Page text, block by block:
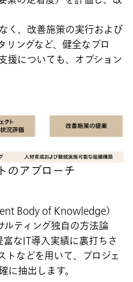
く、改善施策の実行および
リングなど、健全なプロ
援についても、オプション
のアプローチ
Body of Knowledge）
ルティング独自の方法論
なIT導入実績に裏打ちさ
トなどを用いて、プロジェ
に抽出します。